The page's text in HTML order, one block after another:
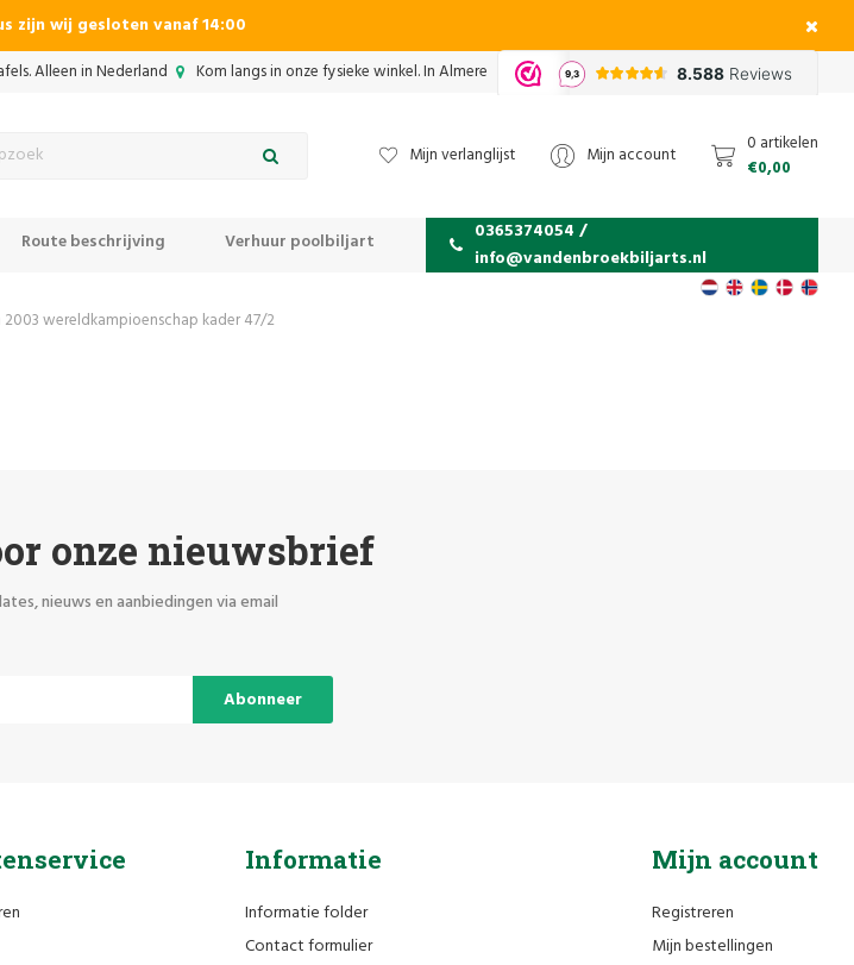
zijn wij gesloten vanaf 14:00
Alleen in Nederland Kom langs in onze fysieke winkel. In Almere
Mijn verlanglijst Mijn account
0 artikelen
€0,00
Route beschrijving Verhuur poolbiljart
0365374054 /
info@vandenbroekbiljarts.nl
2003 wereldkampioenschap kader 47/2
onze nieuwsbrief
nieuws en aanbiedingen via email
Abonneer
Informatie
Informatie folder
Contact formulier
Mijn account
Registreren
Mijn bestellingen